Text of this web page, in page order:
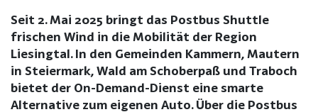
Seit 2. Mai 2025 bringt das Postbus Shuttle
frischen Wind in die Mobilität der Region
Liesingtal. In den Gemeinden Kammern, Mautern
in Steiermark, Wald am Schoberpaß und Traboch
bietet der On-Demand-Dienst eine smarte
Alternative zum eigenen Auto. Über die Postbus